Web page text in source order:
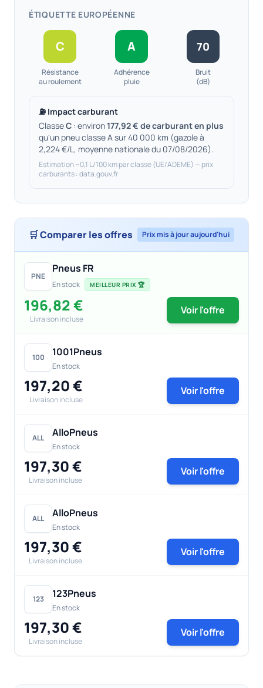
ÉTIQUETTE EUROPÉENNE
C
Résistance
au roulement
A
Adhérence
pluie
70
Bruit
(dB)
⛽ Impact carburant
ClasseC : environ177,92 € de carburant en plus
qu'un pneu classe A sur 40 000 km (gazole à
2,224 €/L, moyenne nationale du 07/08/2026).
Estimation ~0,1 L/100 km par classe (UE/ADEME) — prix
carburants : data.gouv.fr
🛒 Comparer les offres Prix mis à jour aujourd'hui
PNE
Pneus FR
En stock MEILLEUR PRIX 🏆
196,82 €
Livraison incluse
Voir l'offre
100 1001Pneus
En stock
197,20 €
Livraison incluse
Voir l'offre
ALL AlloPneus
En stock
197,30 €
Livraison incluse
Voir l'offre
ALL AlloPneus
En stock
197,30 €
Livraison incluse
Voir l'offre
123 123Pneus
En stock
197,30 €
Livraison incluse
Voir l'offre